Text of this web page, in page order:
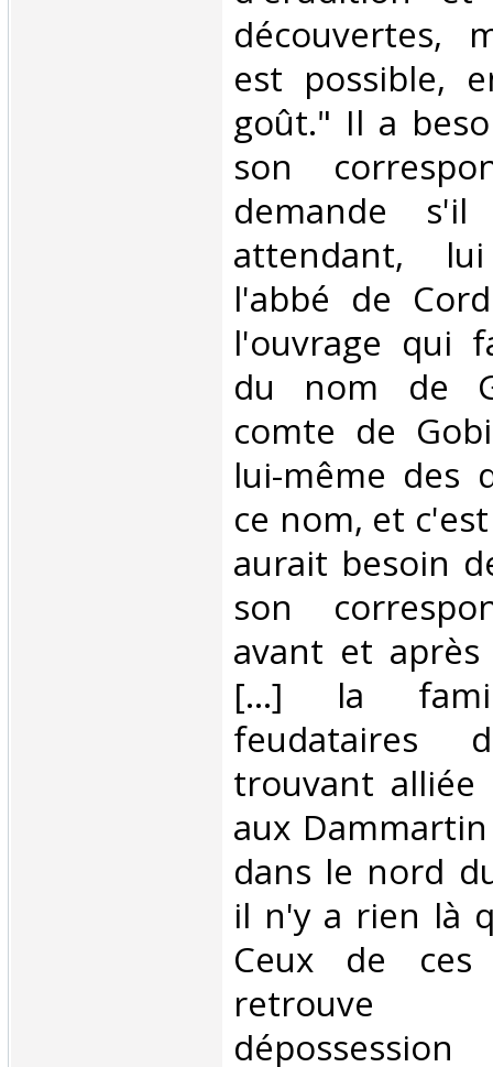
découvertes,
est possible,
goût." Il a
son
demande
attendant,
l'abbé de
l'ouvrage qui
du nom de
comte de
lui-même des
ce nom, et
aurait besoin
son
avant et
[...] la
feudataires
trouvant alliée
aux
dans le nord
il n'y a rien là
Ceux de